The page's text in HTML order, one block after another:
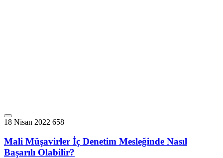
18 Nisan 2022 658
Mali Müşavirler İç Denetim Mesleğinde Nasıl
Başarılı Olabilir?